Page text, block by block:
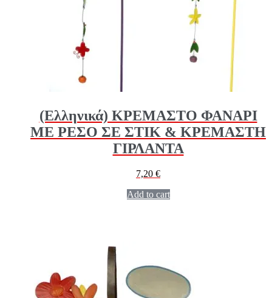
(Ελληνικά) ΚΡΕΜΑΣΤΟ ΦΑΝΑΡΙ
ΜΕ ΡΕΣΟ ΣΕ ΣΤΙΚ & ΚΡΕΜΑΣΤΗ
ΓΙΡΛΑΝΤΑ
7,20 €
Add to cart